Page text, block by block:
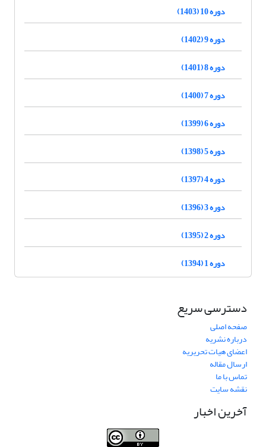
دوره 10 (1403)
دوره 9 (1402)
دوره 8 (1401)
دوره 7 (1400)
دوره 6 (1399)
دوره 5 (1398)
دوره 4 (1397)
دوره 3 (1396)
دوره 2 (1395)
دوره 1 (1394)
دسترسی سریع
صفحه اصلی
درباره نشریه
اعضای هیات تحریریه
ارسال مقاله
تماس با ما
نقشه سایت
آخرین اخبار